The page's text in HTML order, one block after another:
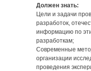
Должен знать:
Цели и задачи
разработок,
информацию по
разработкам;
Современные
организации
проведения